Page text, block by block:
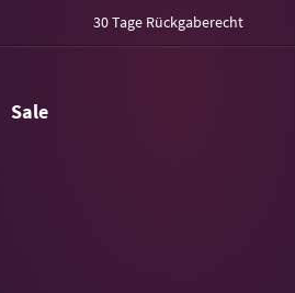
30 Tage Rückgaberecht
Sale